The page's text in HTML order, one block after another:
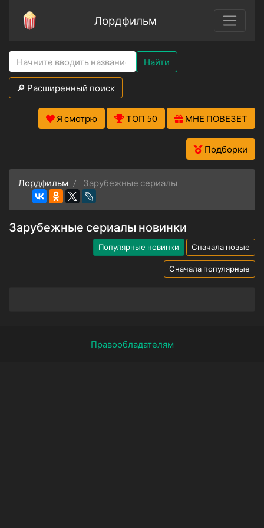
Лордфильм
Найти
🔎 Расширенный поиск
Я смотрю ТОП 50 МНЕ ПОВЕЗЕТ
Подборки
Лордфильм Зарубежные сериалы
Зарубежные сериалы новинки
Популярные новинки Сначала новые
Сначала популярные
Правообладателям